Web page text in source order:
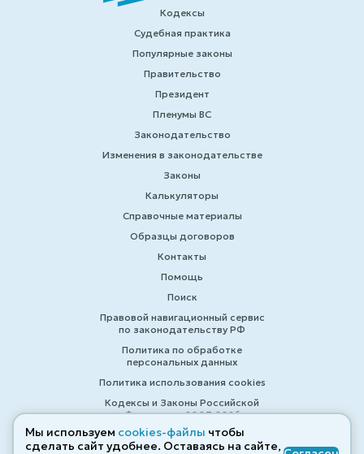
Кодексы
Судебная практика
Популярные законы
Правительство
Президент
Пленумы ВС
Законодательство
Изменения в законодательстве
Законы
Калькуляторы
Справочные материалы
Образцы договоров
Контакты
Помощь
Поиск
Правовой навигационный сервис
по законодательству РФ
Политика по обработке
персональных данных
Политика использования cookies
Кодексы и Законы Российской
Федерации 2007-2026
Мы используем cookies-файлы чтобы
сделать сайт удобнее. Оставаясь на сайте,